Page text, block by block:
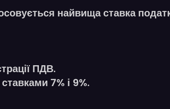
найвища ставка
ПДВ.
7% і 9%.